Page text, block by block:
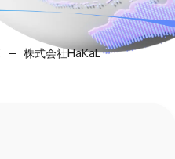
株式会社HaKaL